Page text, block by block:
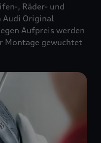
, Räder- und
Audi Original
Aufpreis werden
Montage gewuchtet